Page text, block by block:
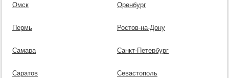
Омск Оренбург
Пермь Ростов-на-Дону
Самара Санкт-Петербург
Саратов Севастополь